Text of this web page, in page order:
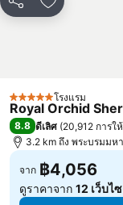
วัดพระแก้ว
บีทีเอส สะพานตากสิน
บีทีเอส อนุสาวรีย์ชัยส
บีทีเอส บางนา
แชร์ เพิ่มในรายก
5 ดาว โรงแรม
Royal Orchid
8.8 ดีเลิศ (20,912 การใ
3.2 km ถึง พระบรมมห
จาก ฿4,056
ดูราคาจาก 12 เว็บไ